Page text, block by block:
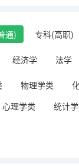
通) 专科(高职)
经济学 法学
物理学类
心理学类 统计